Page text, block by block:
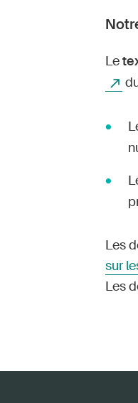
Le
Les
sur
Les